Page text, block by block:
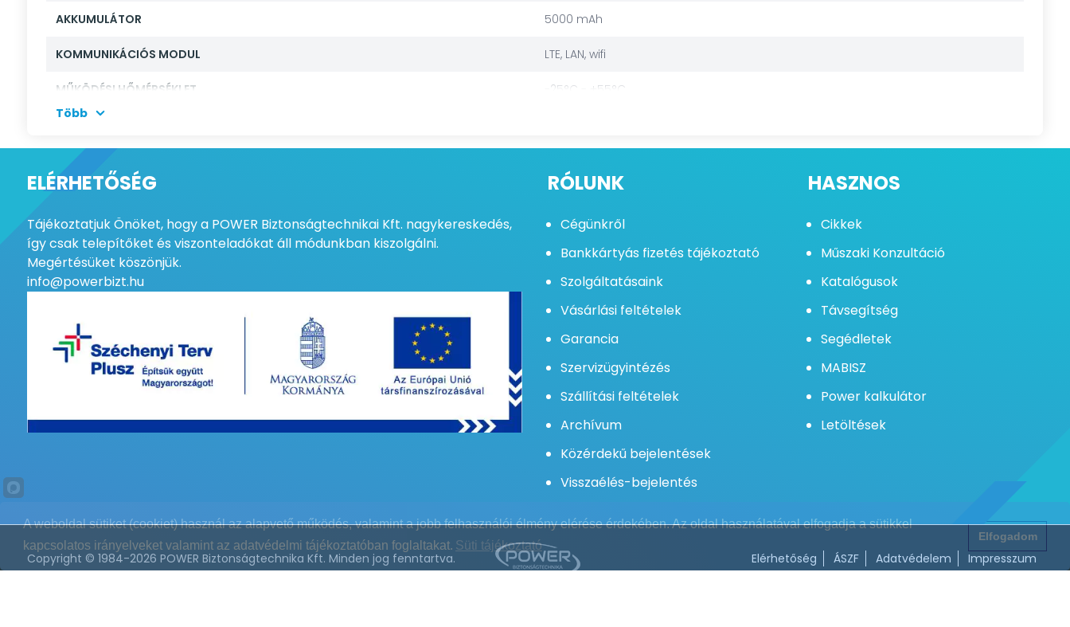
AKKUMULÁTOR 5000 mAh
KOMMUNIKÁCIÓS MODUL LTE, LAN, wifi
MŰKÖDÉSI HŐMÉRSÉKLET -25°C - +55°C
BEÉPÍTETT RÁDIÓ ADÓ - VEVŐ
INTERNETES TCP / IP KOMMUNIKÁCIÓ IGEN
BEÉPÍTETT AKKUMULÁTOR IGEN
TÁPELLÁTÁS
RÁDIÓS PGM 48
RÁDIÓS ÁTJÁTSZÓ 4
Max. zónaszám
Több
ELÉRHETŐSÉG
Tájékoztatjuk Önöket, hogy a POWER Biztonságtechnikai Kft. nagykereskedés,
így csak telepítőket és viszonteladókat áll módunkban kiszolgálni.
Megértésüket köszönjük.
info@powerbizt.hu
RÓLUNK
Cégünkről
Bankkártyás fizetés tájékoztató
Szolgáltatásaink
Vásárlási feltételek
Garancia
Szervizügyintézés
Szállítási feltételek
Archívum
Közérdekű bejelentések
Visszaélés-bejelentés
HASZNOS
Cikkek
Műszaki Konzultáció
Katalógusok
Távsegítség
Segédletek
MABISZ
Power kalkulátor
Letöltések
Copyright © 1984-2026 POWER Biztonságtechnika Kft. Minden jog fenntartva. Elérhetőség ÁSZF Adatvédelem Impresszum
A weboldal sütiket (cookiet) használ az alapvető működés, valamint a jobb felhasználói élmény elérése érdekében. Az oldal használatával elfogadja a sütikkel
kapcsolatos irányelveket valamint az adatvédelmi tájékoztatóban foglaltakat. Süti tájékoztató
Elfogadom